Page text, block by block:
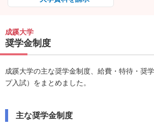
成蹊大学
奨学金制度
成蹊大学の主な奨学金制度、給費・特待・奨
プ入試）をまとめました。
主な奨学金制度